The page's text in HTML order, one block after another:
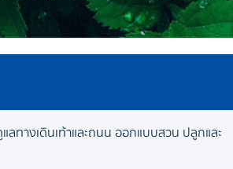
ลทางเดินเท้าและถนน ออกแบบสวน ปลูกและ